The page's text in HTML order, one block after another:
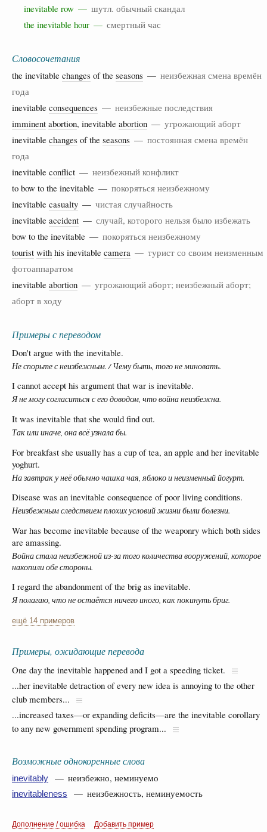
inevitable row — шутл. обычный скандал
the inevitable hour — смертный час
Словосочетания
the inevitable changes of the seasons — неизбежная смена времён
года
inevitable consequences — неизбежные последствия
imminent abortion, inevitable abortion — угрожающий аборт
inevitable changes of the seasons — постоянная смена времён
года
inevitable conflict — неизбежный конфликт
to bow to the inevitable — покоряться неизбежному
inevitable casualty — чистая случайность
inevitable accident — случай, которого нельзя было избежать
bow to the inevitable — покоряться неизбежному
tourist with his inevitable camera — турист со своим неизменным
фотоаппаратом
inevitable abortion — угрожающий аборт; неизбежный аборт;
аборт в ходу
Примеры с переводом
Don't argue with the inevitable.
Не спорьте с неизбежным. / Чему быть, того не миновать.
I cannot accept his argument that war is inevitable.
Я не могу согласиться с его доводом, что война неизбежна.
It was inevitable that she would find out.
Так или иначе, она всё узнала бы.
For breakfast she usually has a cup of tea, an apple and her inevitable
yoghurt.
На завтрак у неё обычно чашка чая, яблоко и неизменный йогурт.
Disease was an inevitable consequence of poor living conditions.
Неизбежным следствием плохих условий жизни были болезни.
War has become inevitable because of the weaponry which both sides
are amassing.
Война стала неизбежной из-за того количества вооружений, которое
накопили обе стороны.
I regard the abandonment of the brig as inevitable.
Я полагаю, что не остаётся ничего иного, как покинуть бриг.
ещё 14 примеров
Примеры, ожидающие перевода
One day the inevitable happened and I got a speeding ticket.
...her inevitable detraction of every new idea is annoying to the other
club members...
...increased taxes—or expanding deficits—are the inevitable corollary
to any new government spending program...
Возможные однокоренные слова
inevitably — неизбежно, неминуемо
inevitableness — неизбежность, неминуемость
Дополнение / ошибка Добавить пример